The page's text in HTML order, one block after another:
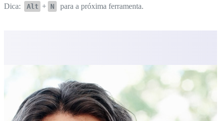
Dica:
Alt + N para a próxima ferramenta.